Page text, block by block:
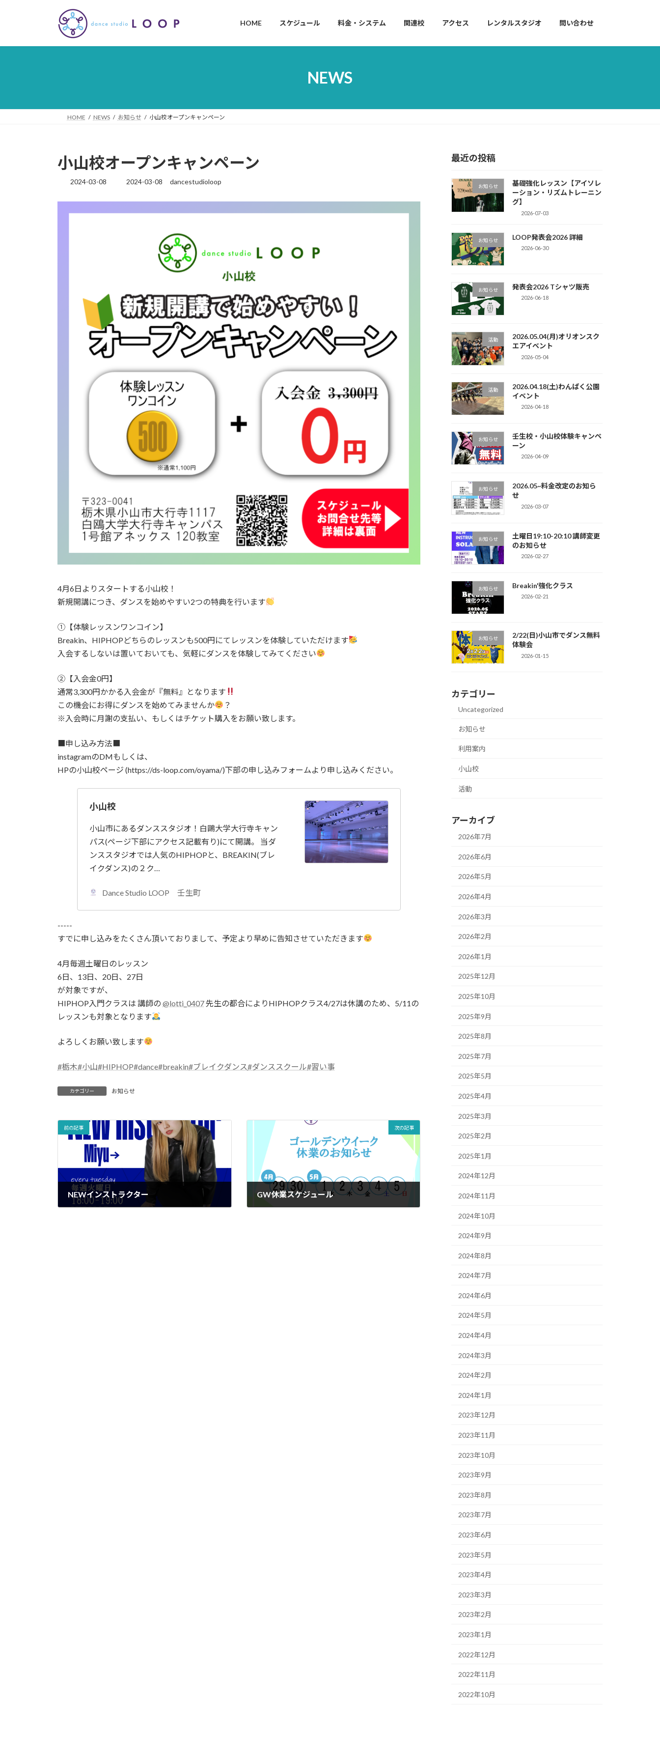
プ
動
HOME スケジュール 料金・システム 関連校 アクセス レンタルスタジオ 問い合わせ
NEWS
HOME NEWS お知らせ 小山校オープンキャンペーン
小山校オープンキャンペーン
2024-03-08
最
更
新
2024-03-08 dancestudioloop
4月6日よりスタートする小山校！
新規開講につき、ダンスを始めやすい2つの特典を行います
①【体験レッスンワンコイン】
Breakin、HIPHOPどちらのレッスンも500円にてレッスンを体験していただけます
入会するしないは置いておいても、気軽にダンスを体験してみてください
②【入会金0円】
通常3,300円かかる入会金が『無料』となります
この機会にお得にダンスを始めてみませんか
？
※入会時に月謝の支払い、もしくはチケット購入をお願い致します。
■申し込み方法■
instagramのDMもしくは、
HPの小山校ページ (https://ds-loop.com/oyama/)下部の申し込みフォームより申し込みください。
小山校
小山市にあるダンススタジオ！白鷗大学大行寺キャン
パス(ページ下部にアクセス記載有り)にて開講。 当ダ
ンススタジオでは人気のHIPHOPと、BREAKIN(ブレ
イクダンス)の２ク…
Dance Studio LOOP 壬生町
-----
すでに申し込みをたくさん頂いておりまして、予定より早めに告知させていただきます
4月毎週土曜日のレッスン
6日、13日、20日、27日
が対象ですが、
HIPHOP入門クラスは 講師の @lotti_0407先生の都合によりHIPHOPクラス4/27は休講のため、5/11の
レッスンも対象となります
よろしくお願い致します
#栃木#小山#HIPHOP#dance#breakin#ブレイクダンス#ダンススクール#習い事
カテゴリー お知らせ
前の記事
NEWインストラクター
次の記事
GW休業スケジュール
最近の投稿
お知らせ
基礎強化レッスン【アイソレ
ーション・リズムトレーニン
グ】
2026-07-03
お知らせ LOOP発表会2026 詳細
2026-06-30
お知らせ 発表会2026 Tシャツ販売
2026-06-18
活動
2026.05.04(月)オリオンスク
エアイベント
2026-05-04
活動
2026.04.18(土)わんぱく公園
イベント
2026-04-18
お知らせ
壬生校・小山校体験キャンペ
ーン
2026-04-09
お知らせ
2026.05~料金改定のお知ら
せ
2026-03-07
お知らせ
土曜日19:10-20:10 講師変更
のお知らせ
2026-02-27
お知らせ Breakin'強化クラス
2026-02-21
お知らせ
2/22(日)小山市でダンス無料
体験会
2026-01-15
カテゴリー
Uncategorized
お知らせ
利用案内
小山校
活動
アーカイブ
2026年7月
2026年6月
2026年5月
2026年4月
2026年3月
2026年2月
2026年1月
2025年12月
2025年10月
2025年9月
2025年8月
2025年7月
2025年5月
2025年4月
2025年3月
2025年2月
2025年1月
2024年12月
2024年11月
2024年10月
2024年9月
2024年8月
2024年7月
2024年6月
2024年5月
2024年4月
2024年3月
2024年2月
2024年1月
2023年12月
2023年11月
2023年10月
2023年9月
2023年8月
2023年7月
2023年6月
2023年5月
2023年4月
2023年3月
2023年2月
2023年1月
2022年12月
2022年11月
2022年10月